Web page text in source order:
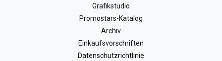
Grafikstudio
Promostars-Katalog
Archiv
Einkaufsvorschriften
Datenschutzrichtlinie